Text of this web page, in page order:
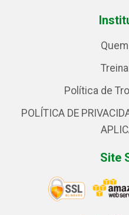
Política de
POLÍTICA DE
Site